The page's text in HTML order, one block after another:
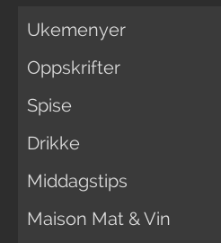
Ukemenyer
Oppskrifter
Spise
Drikke
Middagstips
Maison Mat & Vin